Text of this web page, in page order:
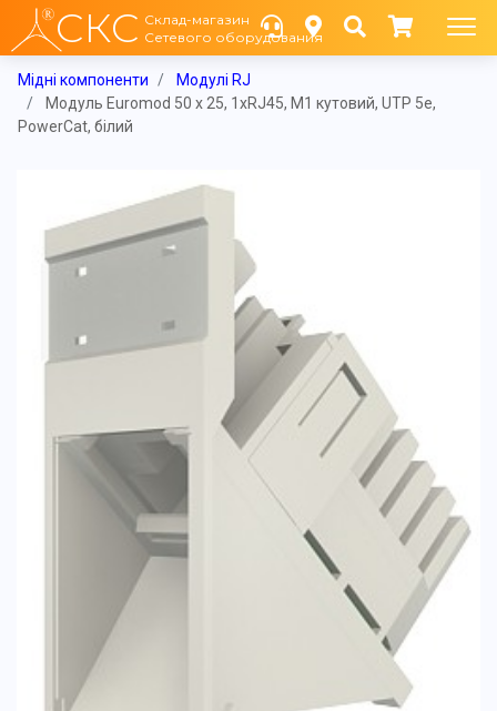
СКС Склад-магазин
Сетевого оборудования
Мідні компоненти
Модулі RJ
Модуль Euromod 50 х 25, 1xRJ45, M1 кутовий, UTP 5е,
PowerCat, білий